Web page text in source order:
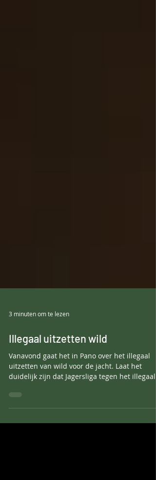
3 minuten om te lezen
Illegaal uitzetten wild
Vanavond gaat het in Pano over het illegaal
duidelijk zijn dat Jagersliga tegen het